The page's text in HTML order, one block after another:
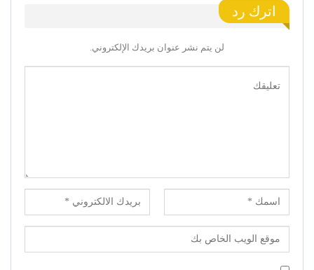
اترك رد
لن يتم نشر عنوان بريدك الإلكتروني.